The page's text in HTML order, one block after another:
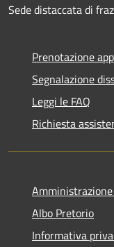
Sede distaccata di
Prenotazione
Segnalazione
Leggi le FAQ
Richiesta
Albo Pretorio
Informativa